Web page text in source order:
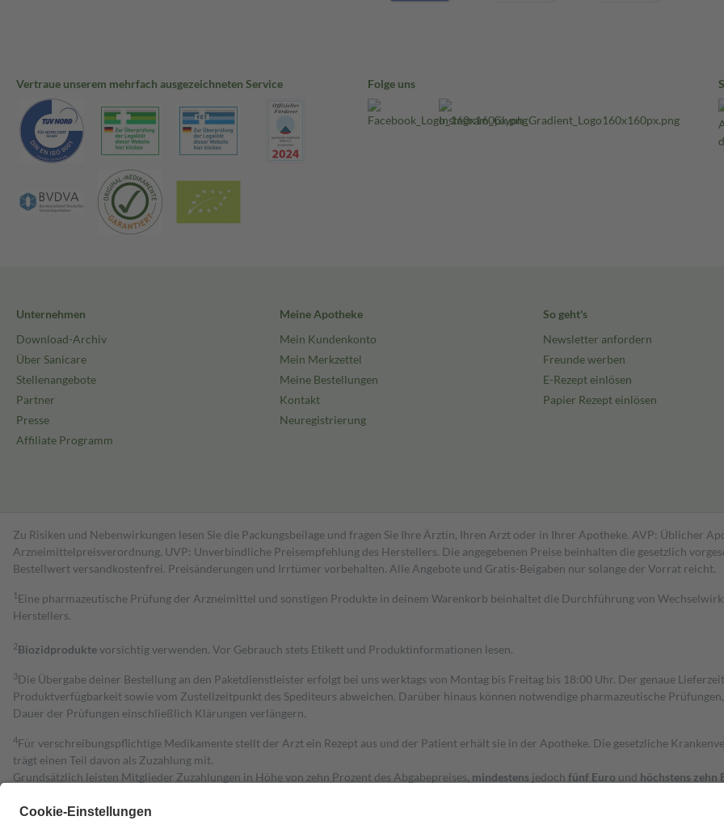
Vertraue unserem mehrfach ausgezeichneten Service Folge uns
Unternehmen
Download-Archiv
Über Sanicare
Stellenangebote
Partner
Presse
Affiliate Programm
Meine Apotheke
Mein Kundenkonto
Mein Merkzettel
Meine Bestellungen
Kontakt
Neuregistrierung
So geht's
Newsletter anfordern
Freunde werben
E-Rezept einlösen
Papier Rezept einlösen
Zu Risiken und Nebenwirkungen lesen Sie die Packungsbeilage und fragen Sie Ihre Ärztin, Ihren Arzt oder in Ihrer Apotheke. AVP: Üblicher
Arzneimittelpreisverordnung. UVP: Unverbindliche Preisempfehlung des Herstellers. Die angegebenen Preise beinhalten die gesetzlich
Bestell­wert versand­kosten­frei. Preisänderungen und Irrtümer vorbehalten. Alle Angebote und Gratis-Beigaben nur solange der Vorrat reicht.
1 Eine pharmazeutische Prüfung der Arzneimittel und sonstigen Produkte in deinem Warenkorb beinhaltet die Durchführung von
Herstellers.
2Biozidproduktevorsichtig verwenden. Vor Gebrauch stets Etikett und Produktinformationen lesen.
3Die Übergabe deiner Bestellung an den Paketdienstleister erfolgt bei uns werktags von Montag bis Freitag bis 18:00 Uhr. Der genaue
Produktverfügbarkeit sowie vom Zustellzeitpunkt des Spediteurs abweichen. Darüber hinaus können notwendige pharmazeutische
Dauer der Prüfungen einschließlich Klärungen verlängern.
4Für verschreibungspflichtige Medikamente stellt der Arzt ein Rezept aus und der Patient erhält sie in der Apotheke. Die gesetzliche
trägt einen Teil davon als Zuzahlung mit.
Grundsätzlich leisten Mitglieder Zuzahlungen in Höhe von zehn Prozent des Abgabepreises, mindestens jedoch fünf Euro und höchstens zehn
Diese Regeln gelten grundsätzlich auch für Online-Apotheken.